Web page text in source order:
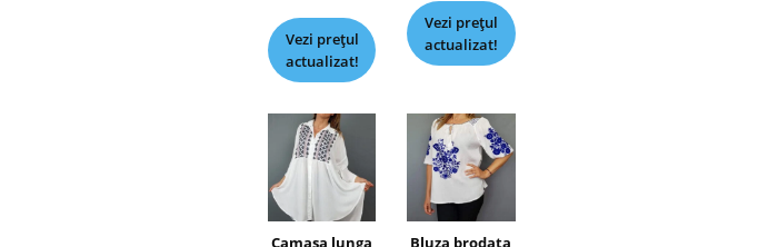
Vezi prețul
actualizat!
Vezi prețul
actualizat!